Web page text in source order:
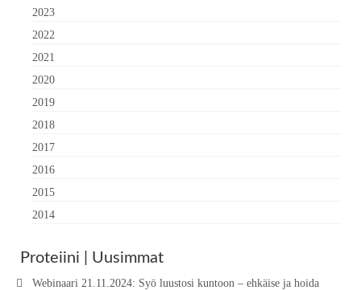
2023
2022
2021
2020
2019
2018
2017
2016
2015
2014
Proteiini | Uusimmat
Webinaari 21.11.2024: Syö luustosi kuntoon – ehkäise ja hoida